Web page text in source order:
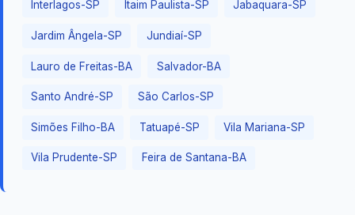
Interlagos-SP Itaim Paulista-SP Jabaquara-SP
Jardim Ângela-SP Jundiaí-SP
Lauro de Freitas-BA Salvador-BA
Santo André-SP São Carlos-SP
Simões Filho-BA Tatuapé-SP Vila Mariana-SP
Vila Prudente-SP Feira de Santana-BA